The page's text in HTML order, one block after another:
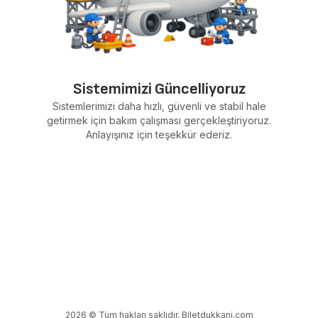
Sistemimizi Güncelliyoruz
Sistemlerimizi daha hızlı, güvenli ve stabil hale
getirmek için bakım çalışması gerçekleştiriyoruz.
Anlayışınız için teşekkür ederiz.
2026 © Tüm hakları saklıdır. Biletdukkani.com